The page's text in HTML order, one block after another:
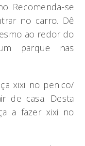
Recomenda-se
no carro. Dê
ao redor do
parque nas
xixi no penico/
de casa. Desta
a fazer xixi no